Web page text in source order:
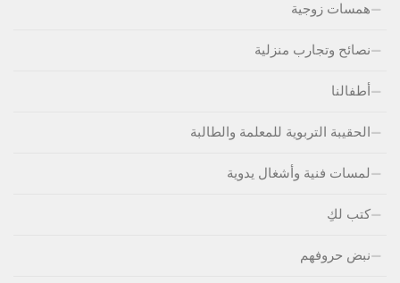
همسات زوجية
نصائح وتجارب منزلية
أطفالنا
الحقيبة التربوية للمعلمة والطالبة
لمسات فنية وأشغال يدوية
كتب لكِ
نبض حروفهم